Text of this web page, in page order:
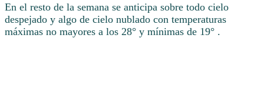
En el resto de la semana se anticipa sobre todo cielo
despejado y algo de cielo nublado con temperaturas
máximas no mayores a los 28° y mínimas de 19° .